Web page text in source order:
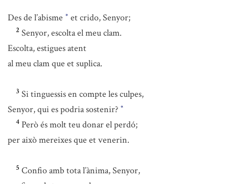
Des de l’abisme * et crido, Senyor;
2 Senyor, escolta el meu clam.
Escolta, estigues atent
al meu clam que et suplica.
3 Si tinguessis en compte les culpes,
Senyor, qui es podria sostenir? *
4 Però és molt teu donar el perdó;
per això mereixes que et venerin.
5 Confio amb tota l’ànima, Senyor,